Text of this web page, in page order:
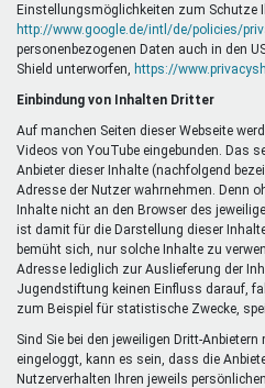
Einstellungsmöglichkeiten zum Schutze
http://www.google.de/intl/de/policies/
personenbezogenen Daten auch in den
Shield unterworfen,
https://
Einbindung von Inhalten Dritter
Auf manchen Seiten dieser Webseite
Videos von YouTube eingebunden. Das
Anbieter dieser Inhalte (nachfolgend
Adresse der Nutzer wahrnehmen. Denn
Inhalte nicht an den Browser des
ist damit für die Darstellung dieser
bemüht sich, nur solche Inhalte zu
Adresse lediglich zur Auslieferung der
Jugendstiftung keinen Einfluss darauf,
zum Beispiel für statistische Zwecke,
Sind Sie bei den jeweiligen Dritt-
eingeloggt, kann es sein, dass die
Nutzerverhalten Ihren jeweils